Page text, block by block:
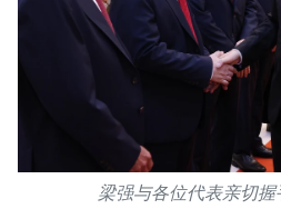
梁强与各位代表亲切